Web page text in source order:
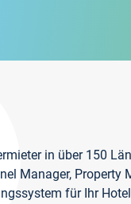
in über 150
Manager, Property
für Ihr